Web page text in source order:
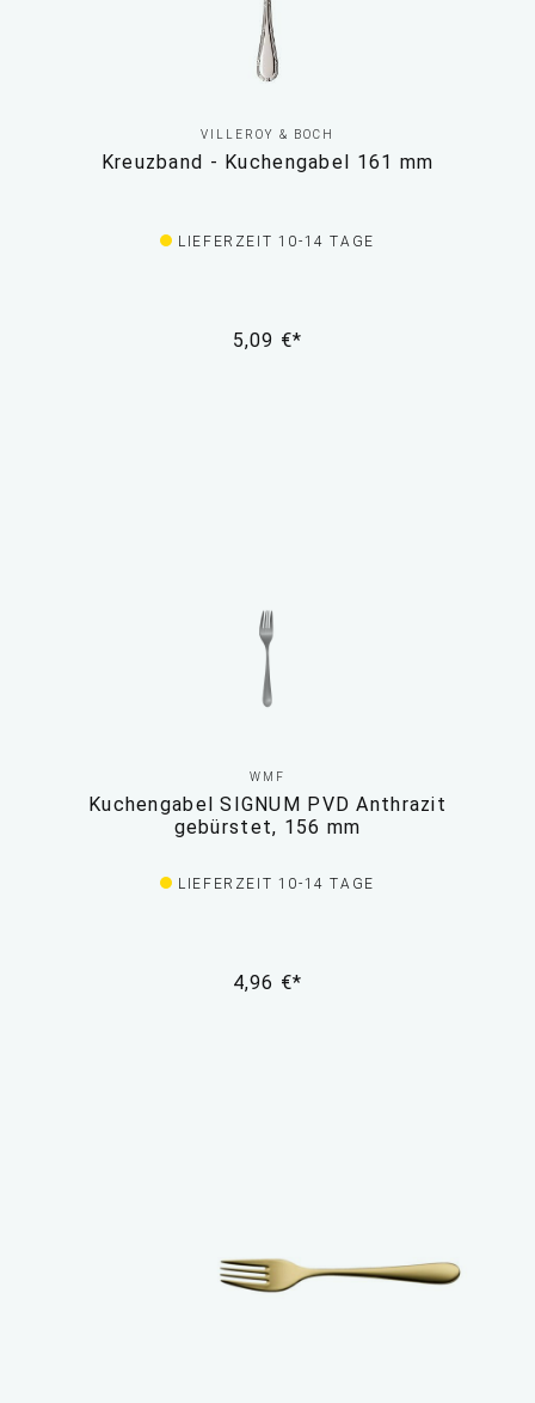
VILLEROY & BOCH
Kreuzband - Kuchengabel 161 mm
LIEFERZEIT 10-14 TAGE
5,09 €*
WMF
Kuchengabel SIGNUM PVD Anthrazit
gebürstet, 156 mm
LIEFERZEIT 10-14 TAGE
4,96 €*